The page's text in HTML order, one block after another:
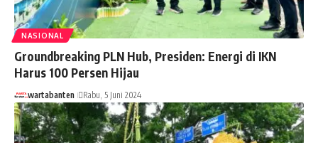
NASIONAL
Groundbreaking PLN Hub, Presiden: Energi di IKN
Harus 100 Persen Hijau
wartabanten Rabu, 5 Juni 2024